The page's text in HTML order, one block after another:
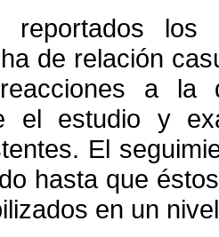
reportados los
de relación
a la
el estudio y
El
hasta que
en un